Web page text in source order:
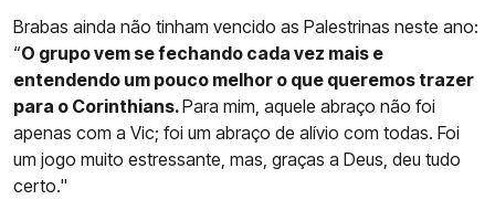
Brabas ainda não tinham vencido as Palestrinas neste ano:
“O grupo vem se fechando cada vez mais e
entendendo um pouco melhor o que queremos trazer
para o Corinthians.Para mim, aquele abraço não foi
apenas com a Vic; foi um abraço de alívio com todas. Foi
um jogo muito estressante, mas, graças a Deus, deu tudo
certo."